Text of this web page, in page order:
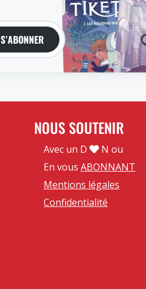
S’ABONNER
NOUS SOUTENIR
Avec un D
N ou
En vous ABONNANT
Mentions légales
Confidentialité